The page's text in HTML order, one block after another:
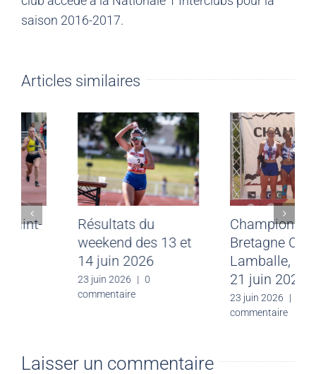
saison 2016-2017.
Articles similaires
Meeting CJF Saint-
Malo du 28 juin
| 0
commentaire
Résultats du
weekend des 13 et
14 juin 2026
| 0
commentaire
Laisser un commentaire